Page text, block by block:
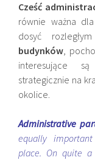
Cześć
równie ważna
dosyć
budynków,
interesujące
strategicznie na
okolice.
Administrative
equally
place. On quite